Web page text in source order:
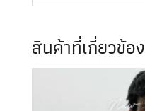
สินค้าที่เกี่ยวข้อง